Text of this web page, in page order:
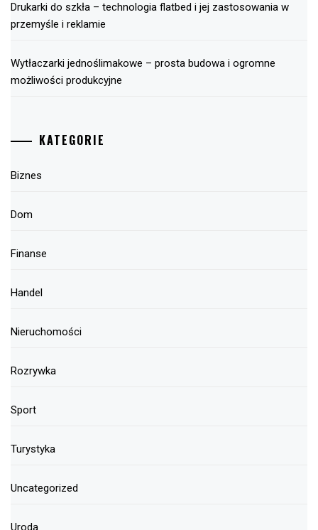
Drukarki do szkła – technologia flatbed i jej zastosowania w
przemyśle i reklamie
Wytłaczarki jednoślimakowe – prosta budowa i ogromne
możliwości produkcyjne
KATEGORIE
Biznes
Dom
Finanse
Handel
Nieruchomości
Rozrywka
Sport
Turystyka
Uncategorized
Uroda